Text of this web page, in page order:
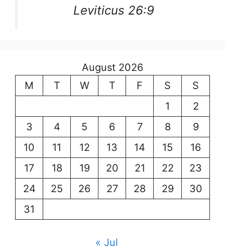
Leviticus 26:9
August 2026
M
T W T F S
S
1
2
3
4 5 6 7 8
9
10
11 12 13 14 15
16
17
18 19 20 21 22
23
24
25 26 27 28 29
30
31
« Jul